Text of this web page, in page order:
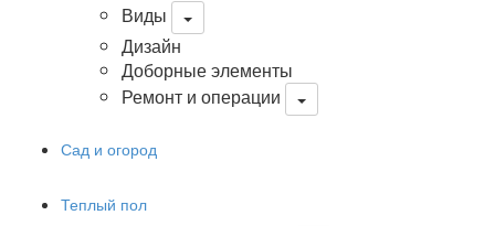
Виды
Дизайн
Доборные элементы
Ремонт и операции
Сад и огород
Теплый пол